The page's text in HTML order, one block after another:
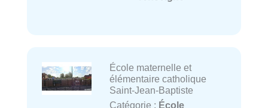
École maternelle et
élémentaire catholique
Saint-Jean-Baptiste
Catégorie : École